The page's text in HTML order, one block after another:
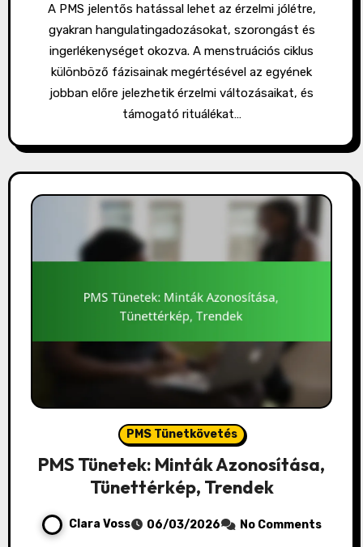
A PMS jelentős hatással lehet az érzelmi jólétre,
gyakran hangulatingadozásokat, szorongást és
ingerlékenységet okozva. A menstruációs ciklus
különböző fázisainak megértésével az egyének
jobban előre jelezhetik érzelmi változásaikat, és
támogató rituálékat…
PMS Tünetkövetés
PMS Tünetek: Minták Azonosítása,
Tünettérkép, Trendek
Clara Voss 06/03/2026 No Comments